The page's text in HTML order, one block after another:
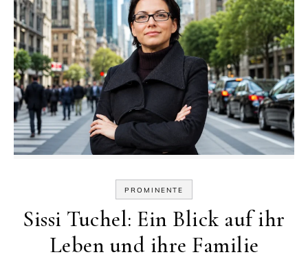
PROMINENTE
Sissi Tuchel: Ein Blick auf ihr
Leben und ihre Familie